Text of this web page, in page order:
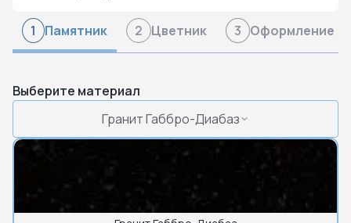
1 Памятник 2 Цветник 3 Оформление
Выберите материал
Гранит Габбро-Диабаз